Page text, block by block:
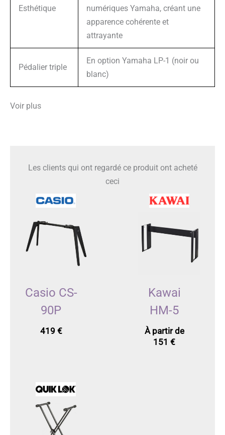
Esthétique
numériques Yamaha, créant une
apparence cohérente et
attrayante
Pédalier triple
En option Yamaha LP-1 (noir ou
blanc)
Voir plus
Les clients qui ont regardé ce produit ont acheté
ceci
Casio CS-
90P
419 €
Kawai
HM-5
À partir de
151€